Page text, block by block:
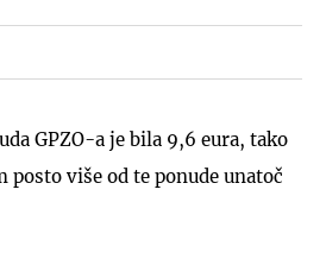
GPZO-a je bila 9,6 eura, tako
posto više od te ponude unatoč